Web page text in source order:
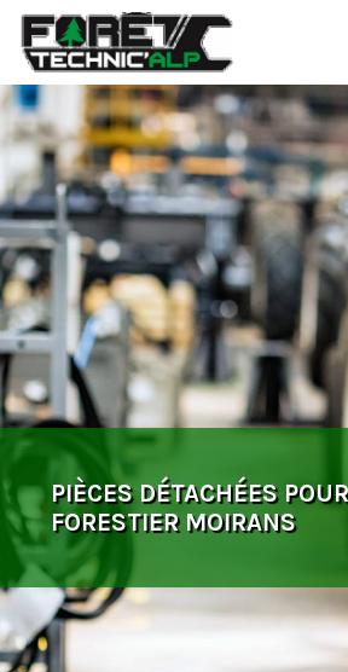
Panneau de gestion des cookies
PIÈCES DÉTACHÉES
FORESTIER MOIRANS